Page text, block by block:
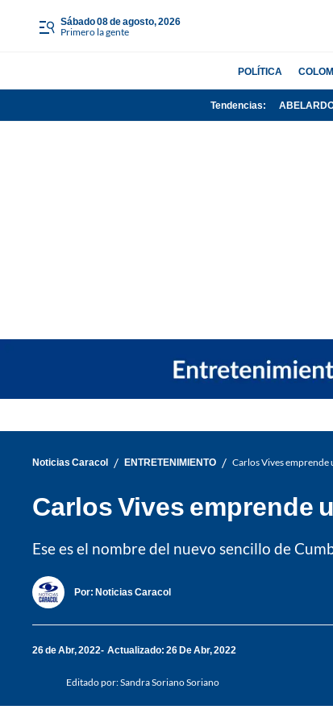
sábado 08 de agosto, 2026
Primero la gente
POLÍTICA
Tendencias:
Noticias Caracol / ENTRETENIMIENTO / Carlos Vives emprende
Carlos Vives emprende
Ese es el nombre del nuevo sencillo de
Por: Noticias Caracol
26 de Abr, 2022 Actualizado: 26 De Abr, 2022
Editado por:Sandra Soriano Soriano